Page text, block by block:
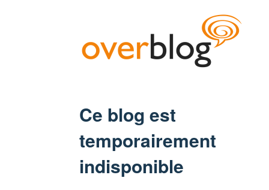
Ce blog est
temporairement
indisponible